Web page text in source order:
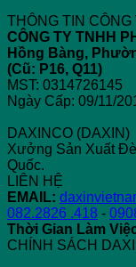
THÔNG TIN CÔNG
CÔNG TY TNHH
Hồng Bàng,
(Cũ: P16, Q11)
MST: 0314726145
Ngày Cấp: 09/11/
DAXINCO (DAXIN)
Xưởng Sản Xuất
Quốc.
LIÊN HỆ
EMAIL:
082.2826 .418 -
Thời Gian Làm
CHÍNH SÁCH